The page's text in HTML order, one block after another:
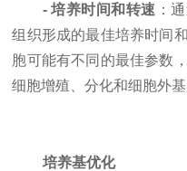
- 培养时间和转速 ：
组织形成的最佳培养时间
胞可能有不同的最佳参数
细胞增殖、分化和细胞外基
培养基优化